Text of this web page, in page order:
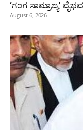
‘ಗಂಗ ಸಾಮ್ರಾಜ್ಯ’ ವೈಭವ
August 6, 2026